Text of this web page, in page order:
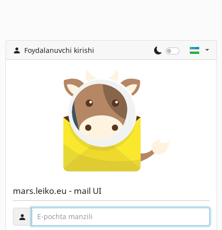
Foydalanuvchi kirishi
mars.leiko.eu - mail UI
Foydalanuvchi nomi